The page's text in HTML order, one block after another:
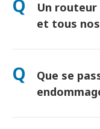
connaître l’option la
Q
Un
et tous
"Oui, jusqu’à 10
heures d’autonomie,
Q
Que se
Vous pouvez ajouter